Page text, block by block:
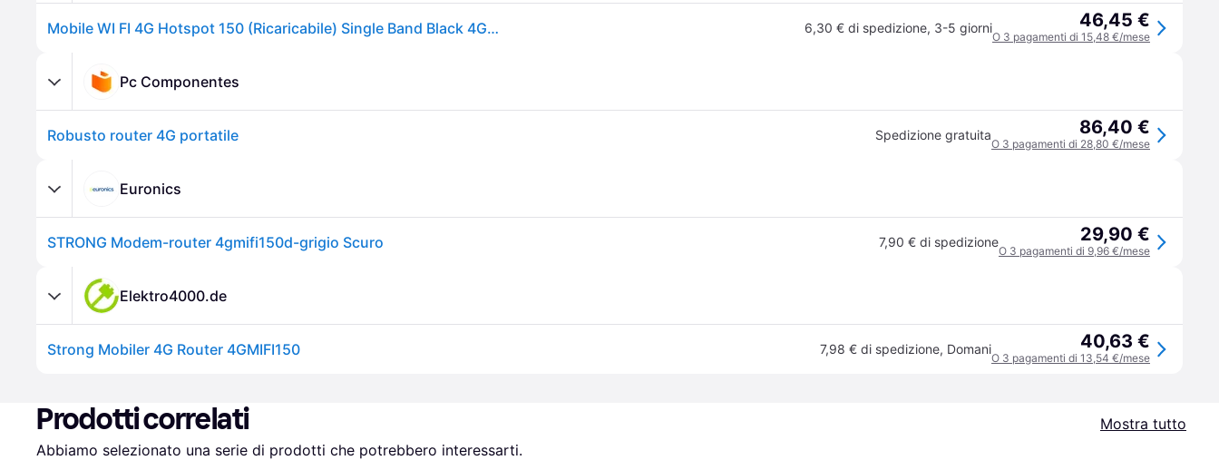
Mobile WI FI 4G Hotspot 150 (Ricaricabile) Single Band Black 4GMIFI150D 6,30 € di spedizione, 3-5 giorni 46,45 €
O 3 pagamenti di 15,48 €/mese
Pc Componentes
Robusto router 4G portatile Spedizione gratuita 86,40 €
O 3 pagamenti di 28,80 €/mese
Euronics
STRONG Modem-router 4gmifi150d-grigio Scuro 7,90 € di spedizione 29,90 €
O 3 pagamenti di 9,96 €/mese
Elektro4000.de
Strong Mobiler 4G Router 4GMIFI150 7,98 € di spedizione, Domani 40,63 €
O 3 pagamenti di 13,54 €/mese
Prodotti correlati
Mostra tutto
Abbiamo selezionato una serie di prodotti che potrebbero interessarti.